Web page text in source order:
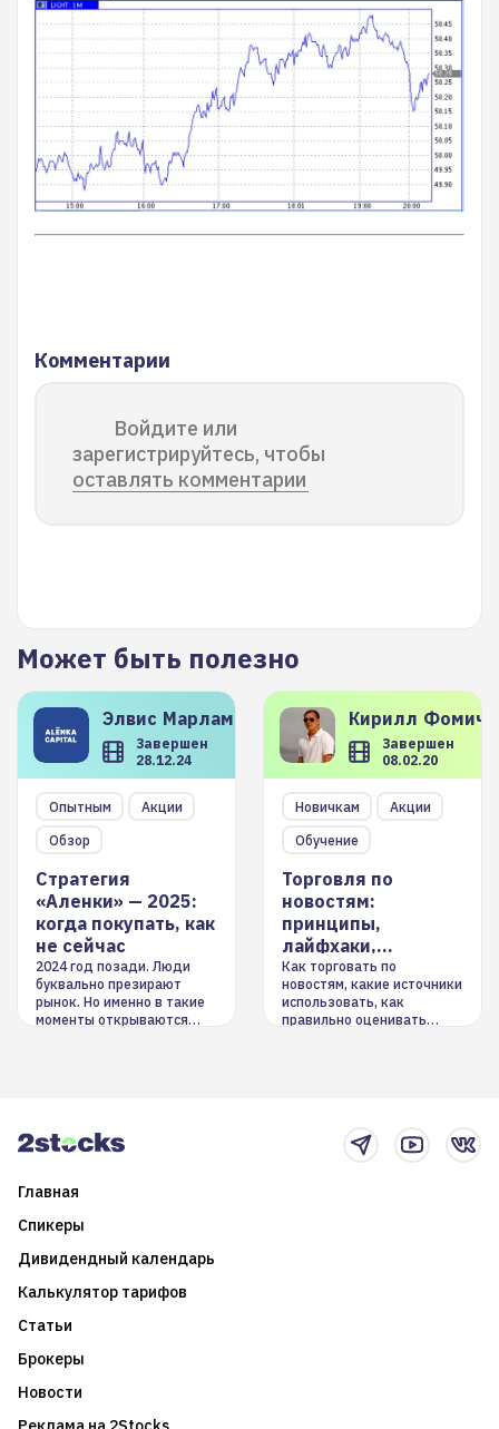
Комментарии
Войдите или
зарегистрируйтесь, чтобы
оставлять комментарии
Может быть полезно
Элвис Марламов
Завершен
28.12.24
Опытным
Акции
Обзор
Стратегия
«Аленки» — 2025:
когда покупать, как
не сейчас
2024 год позади. Люди
буквально презирают
рынок. Но именно в такие
моменты открываются
Кирилл
Завершен
08.02.20
Новичкам
Акции
Обучение
Торговля по
новостям:
принципы,
лайфхаки,
инструменты
Как торговать по
новостям, какие источники
использовать, как
правильно оценивать
Главная
Спикеры
Дивидендный календарь
Калькулятор тарифов
Статьи
Брокеры
Новости